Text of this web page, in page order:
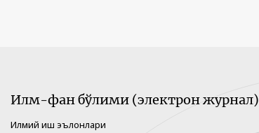
Илм-фан бўлими (электрон журнал)
Илмий иш эълонлари